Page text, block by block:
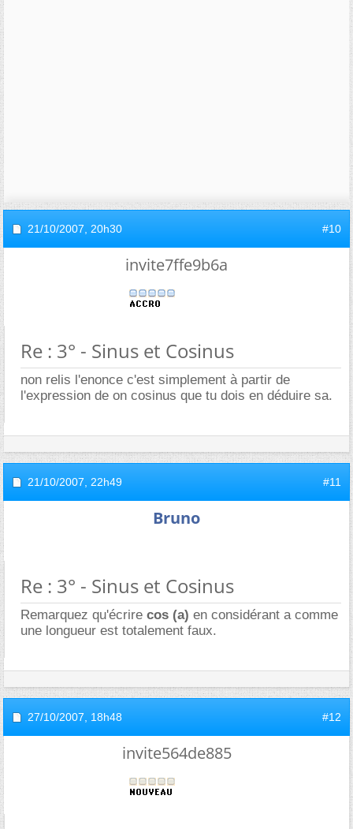
21/10/2007, 20h30 #10
invite7ffe9b6a
Re : 3° - Sinus et Cosinus
non relis l'enonce c'est simplement à partir de
l'expression de on cosinus que tu dois en déduire sa.
21/10/2007, 22h49 #11
Bruno
Re : 3° - Sinus et Cosinus
Remarquez qu'écrire cos (a) en considérant a comme
une longueur est totalement faux.
27/10/2007, 18h48 #12
invite564de885